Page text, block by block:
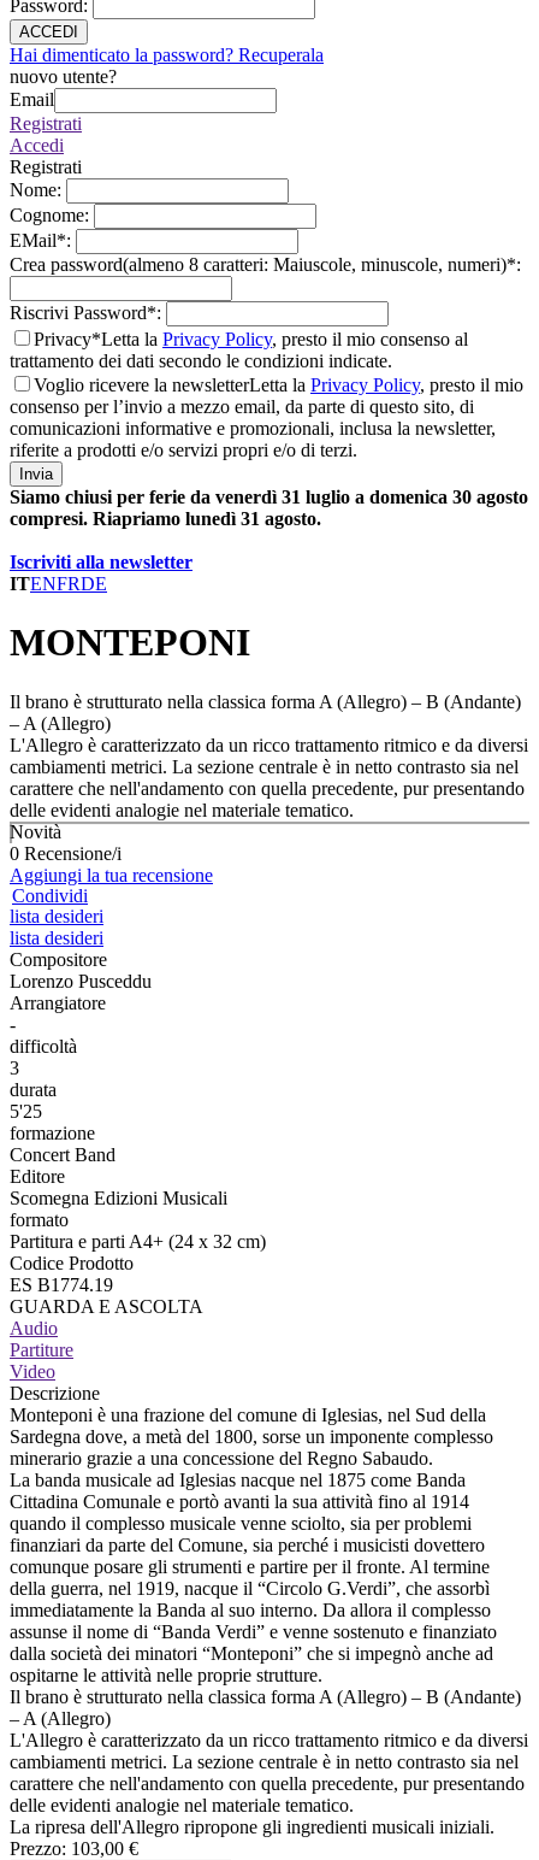
Password:
ACCEDI
Hai dimenticato la password? Recuperala
nuovo utente?
Email
Registrati
Accedi
Registrati
Nome:
Cognome:
EMail*:
Crea password(almeno 8 caratteri: Maiuscole, minuscole, numeri)*:
Riscrivi Password*:
Privacy*Letta la Privacy Policy, presto il mio consenso al
trattamento dei dati secondo le condizioni indicate.
Voglio ricevere la newsletterLetta la Privacy Policy, presto il mio
consenso per l’invio a mezzo email, da parte di questo sito, di
comunicazioni informative e promozionali, inclusa la newsletter,
riferite a prodotti e/o servizi propri e/o di terzi.
Invia
Siamo chiusi per ferie da venerdì 31 luglio a domenica 30 agosto
compresi. Riapriamo lunedì 31 agosto.
Iscriviti alla newsletter
ITENFRDE
MONTEPONI
Il brano è strutturato nella classica forma A (Allegro) – B (Andante)
– A (Allegro)
L'Allegro è caratterizzato da un ricco trattamento ritmico e da diversi
cambiamenti metrici. La sezione centrale è in netto contrasto sia nel
carattere che nell'andamento con quella precedente, pur presentando
delle evidenti analogie nel materiale tematico.
Novità
0 Recensione/i
Aggiungi la tua recensione
Condividi
lista desideri
lista desideri
Compositore
Lorenzo Pusceddu
Arrangiatore
-
difficoltà
3
durata
5'25
formazione
Concert Band
Editore
Scomegna Edizioni Musicali
formato
Partitura e parti A4+ (24 x 32 cm)
Codice Prodotto
ES B1774.19
GUARDA E ASCOLTA
Audio
Partiture
Video
Descrizione
Monteponi è una frazione del comune di Iglesias, nel Sud della
Sardegna dove, a metà del 1800, sorse un imponente complesso
minerario grazie a una concessione del Regno Sabaudo.
La banda musicale ad Iglesias nacque nel 1875 come Banda
Cittadina Comunale e portò avanti la sua attività fino al 1914
quando il complesso musicale venne sciolto, sia per problemi
finanziari da parte del Comune, sia perché i musicisti dovettero
comunque posare gli strumenti e partire per il fronte. Al termine
della guerra, nel 1919, nacque il “Circolo G.Verdi”, che assorbì
immediatamente la Banda al suo interno. Da allora il complesso
assunse il nome di “Banda Verdi” e venne sostenuto e finanziato
dalla società dei minatori “Monteponi” che si impegnò anche ad
ospitarne le attività nelle proprie strutture.
Il brano è strutturato nella classica forma A (Allegro) – B (Andante)
– A (Allegro)
L'Allegro è caratterizzato da un ricco trattamento ritmico e da diversi
cambiamenti metrici. La sezione centrale è in netto contrasto sia nel
carattere che nell'andamento con quella precedente, pur presentando
delle evidenti analogie nel materiale tematico.
La ripresa dell'Allegro ripropone gli ingredienti musicali iniziali.
Prezzo: 103,00 €